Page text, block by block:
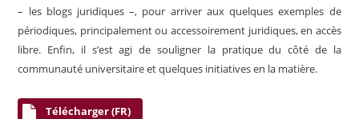
– les blogs juridiques –, pour arriver aux quelques exemples de
périodiques, principalement ou accessoirement juridiques, en accès
libre. Enfin, il s’est agi de souligner la pratique du côté de la
communauté universitaire et quelques initiatives en la matière.
Télécharger (FR)